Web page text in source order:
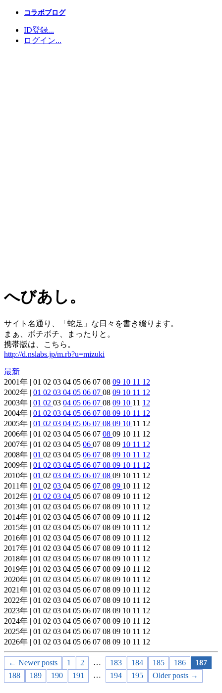
コラボブログ
ID登録...
ログイン...
へびあし。
サイト名通り、「蛇足」な日々を書き綴ります。
まぁ、ボチボチ、まったりと。
携帯版は、こちら。
http://d.nslabs.jp/m.rb?u=mizuki
最新
2001年 | 01 02 03 04 05 06 07 08 09 10 11 12
2002年 | 01 02 03 04 05 06 07 08 09 10 11 12
2003年 | 01 02 03 04 05 06 07 08 09 10 11 12
2004年 | 01 02 03 04 05 06 07 08 09 10 11 12
2005年 | 01 02 03 04 05 06 07 08 09 10 11 12
2006年 | 01 02 03 04 05 06 07 08 09 10 11 12
2007年 | 01 02 03 04 05 06 07 08 09 10 11 12
2008年 | 01 02 03 04 05 06 07 08 09 10 11 12
2009年 | 01 02 03 04 05 06 07 08 09 10 11 12
2010年 | 01 02 03 04 05 06 07 08 09 10 11 12
2011年 | 01 02 03 04 05 06 07 08 09 10 11 12
2012年 | 01 02 03 04 05 06 07 08 09 10 11 12
2013年 | 01 02 03 04 05 06 07 08 09 10 11 12
2014年 | 01 02 03 04 05 06 07 08 09 10 11 12
2015年 | 01 02 03 04 05 06 07 08 09 10 11 12
2016年 | 01 02 03 04 05 06 07 08 09 10 11 12
2017年 | 01 02 03 04 05 06 07 08 09 10 11 12
2018年 | 01 02 03 04 05 06 07 08 09 10 11 12
2019年 | 01 02 03 04 05 06 07 08 09 10 11 12
2020年 | 01 02 03 04 05 06 07 08 09 10 11 12
2021年 | 01 02 03 04 05 06 07 08 09 10 11 12
2022年 | 01 02 03 04 05 06 07 08 09 10 11 12
2023年 | 01 02 03 04 05 06 07 08 09 10 11 12
2024年 | 01 02 03 04 05 06 07 08 09 10 11 12
2025年 | 01 02 03 04 05 06 07 08 09 10 11 12
2026年 | 01 02 03 04 05 06 07 08 09 10 11 12
← Newer posts 1 2 … 183 184 185 186
187
188
189 190 191 … 194 195 Older posts →